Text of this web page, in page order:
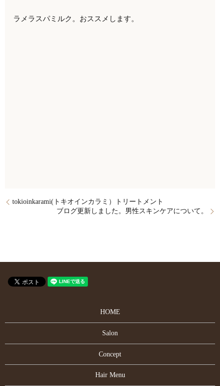
ラメラスパミルク。おススメします。
tokioinkarami(トキオインカラミ）トリートメント
ブログ更新しました。男性スキンケアについて。
HOME
Salon
Concept
Hair Menu